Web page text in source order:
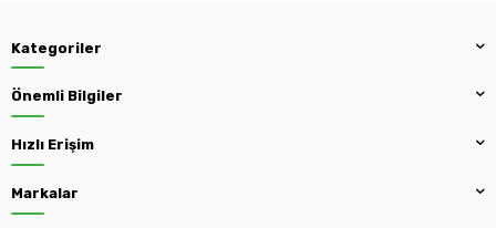
Kategoriler
Önemli Bilgiler
Hızlı Erişim
Markalar